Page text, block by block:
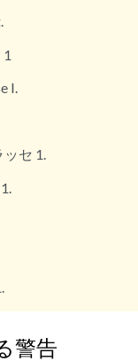
I.
セ 1.
警告